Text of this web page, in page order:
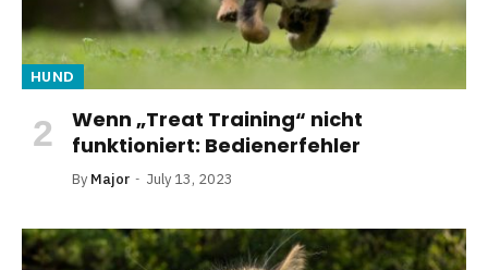
HUND
Wenn „Treat Training“ nicht
funktioniert: Bedienerfehler
By Major July 13, 2023